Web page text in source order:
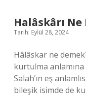
Halâskârı
Tarih: Eylül 28, 2024
Hâlâskar ne
kurtulma anlamına
Salah’ın eş
bileşik isimde de